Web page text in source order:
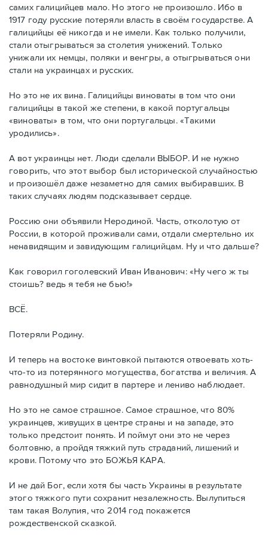
самих галицийцев мало. Но этого не произошло. Ибо в
1917 году русские потеряли власть в своём государстве. А
галицийцы её никогда и не имели. Как только получили,
стали отыгрываться за столетия унижений. Только
унижали их немцы, поляки и венгры, а отыгрываться они
стали на украинцах и русских.
Но это не их вина. Галицийцы виноваты в том что они
галицийцы в такой же степени, в какой португальцы
«виноваты» в том, что они португальцы. «Такими
уродились».
А вот украинцы нет. Люди сделали ВЫБОР. И не нужно
говорить, что этот выбор был исторической случайностью
и произошёл даже незаметно для самих выбиравших. В
таких случаях людям подсказывает сердце.
Россию они объявили Неродиной. Часть, отколотую от
России, в которой проживали сами, отдали смертельно их
ненавидящим и завидующим галицийцам. Ну и что дальше?
Как говорил гоголевский Иван Иванович: «Ну чего ж ты
стоишь? ведь я тебя не бью!»
ВСЁ.
Потеряли Родину.
И теперь на востоке винтовкой пытаются отвоевать хоть-
что-то из потерянного могущества, богатства и величия. А
равнодушный мир сидит в партере и лениво наблюдает.
Но это не самое страшное. Самое страшное, что 80%
украинцев, живущих в центре страны и на западе, это
только предстоит понять. И поймут они это не через
болтовню, а пройдя тяжкий путь страданий, лишений и
крови. Потому что это БОЖЬЯ КАРА.
И не дай Бог, если хотя бы часть Украины в результате
этого тяжкого пути сохранит незалежность. Вылупиться
там такая Волупия, что 2014 год покажется
рождественской сказкой.